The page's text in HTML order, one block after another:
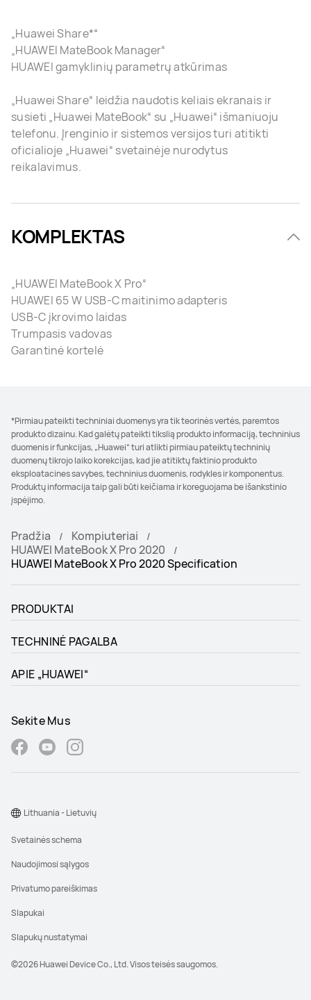
„Huawei Share*“
„HUAWEI MateBook Manager“
HUAWEI gamyklinių parametrų atkūrimas
„Huawei Share“ leidžia naudotis keliais ekranais ir
susieti „Huawei MateBook“ su „Huawei“ išmaniuoju
telefonu. Įrenginio ir sistemos versijos turi atitikti
oficialioje „Huawei“ svetainėje nurodytus
reikalavimus.
KOMPLEKTAS
„HUAWEI MateBook X Pro“
HUAWEI 65 W USB-C maitinimo adapteris
USB-C įkrovimo laidas
Trumpasis vadovas
Garantinė kortelė
*Pirmiau pateikti techniniai duomenys yra tik teorinės vertės, paremtos
produkto dizainu. Kad galėtų pateikti tikslią produkto informaciją, techninius
duomenis ir funkcijas, „Huawei“ turi atlikti pirmiau pateiktų techninių
duomenų tikrojo laiko korekcijas, kad jie atitiktų faktinio produkto
eksploatacines savybes, techninius duomenis, rodykles ir komponentus.
Produktų informacija taip gali būti keičiama ir koreguojama be išankstinio
įspėjimo.
Pradžia
Kompiuteriai
HUAWEI MateBook X Pro 2020
HUAWEI MateBook X Pro 2020 Specification
PRODUKTAI
TECHNINĖ PAGALBA
APIE „HUAWEI“
Sekite Mus
©2026 Huawei Device Co., Ltd. Visos teisės saugomos.
Svetainės schema
Naudojimosi sąlygos
Privatumo pareiškimas
Slapukai
Slapukų nustatymai
Lithuania - Lietuvių